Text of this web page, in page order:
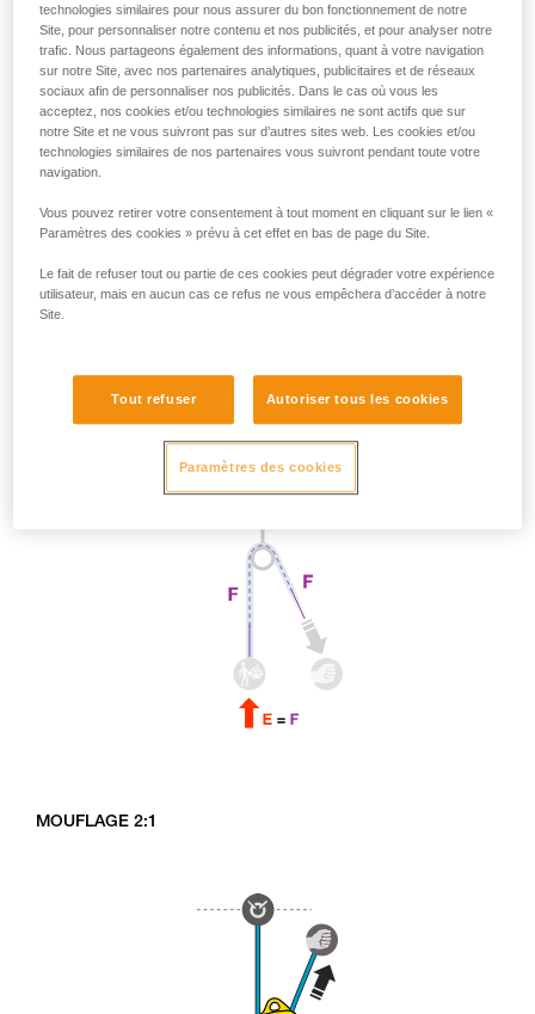
MOUFLAGE 2:1
technologies similaires pour nous assurer du bon fonctionnement de notre
Site, pour personnaliser notre contenu et nos publicités, et pour analyser notre
trafic. Nous partageons également des informations, quant à votre navigation
sur notre Site, avec nos partenaires analytiques, publicitaires et de réseaux
sociaux afin de personnaliser nos publicités. Dans le cas où vous les
acceptez, nos cookies et/ou technologies similaires ne sont actifs que sur
notre Site et ne vous suivront pas sur d’autres sites web. Les cookies et/ou
technologies similaires de nos partenaires vous suivront pendant toute votre
navigation.
Vous pouvez retirer votre consentement à tout moment en cliquant sur le lien «
Paramètres des cookies » prévu à cet effet en bas de page du Site.
Le fait de refuser tout ou partie de ces cookies peut dégrader votre expérience
utilisateur, mais en aucun cas ce refus ne vous empêchera d’accéder à notre
Site.
Tout refuser Autoriser tous les cookies
Paramètres des cookies